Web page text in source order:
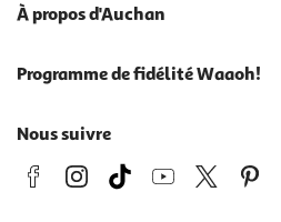
À propos d'Auchan
Programme de fidélité Waaoh!
Nous suivre